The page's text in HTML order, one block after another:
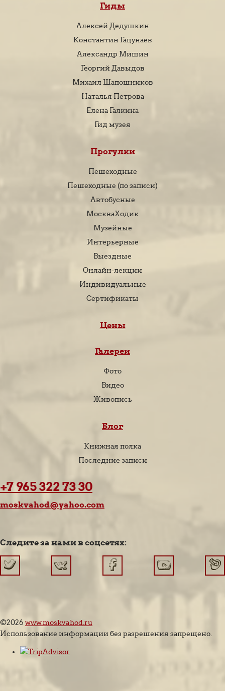
Гиды
Алексей Дедушкин
Константин Гацунаев
Александр Мишин
Георгий Давыдов
Михаил Шапошников
Наталья Петрова
Елена Галкина
Гид музея
Прогулки
Пешеходные
Пешеходные (по записи)
Автобусные
МоскваХодик
Музейные
Интерьерные
Выездные
Онлайн-лекции
Индивидуальные
Сертификаты
Цены
Галереи
Фото
Видео
Живопись
Блог
Книжная полка
Последние записи
+7 965 322 73 30
moskvahod@yahoo.com
Следите за нами в соцсетях:
©2026 www.moskvahod.ru
Использование информации без разрешения запрещено.